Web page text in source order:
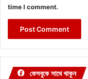
time I comment.
ফেসবুকে সাথে থাকুন